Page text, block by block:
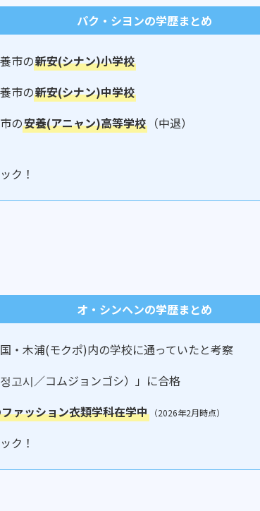
パク・シヨンの学歴まとめ
市の新安(シナン)小学校
市の新安(シナン)中学校
の安養(アニャン)高等学校 （中退）
ク！
オ・シンヘンの学歴まとめ
・木浦(モクポ)内の学校に通っていたと考察
고시／コムジョンゴシ）」に合格
ァッション衣類学科在学中 （2026年2月時点）
ク！